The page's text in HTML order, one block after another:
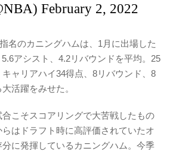
February 2, 2022
名のカニングハムは、1月に出場した
アシスト、4.2リバウンドを平均。25
ャリアハイ34得点、8リバウンド、8
活躍をみせた。
こそスコアリングで大苦戦したもの
はドラフト時に高評価されていたオ
に発揮しているカニングハム。今季